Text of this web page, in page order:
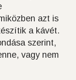
azt is
a kávét.
szerint,
vagy nem